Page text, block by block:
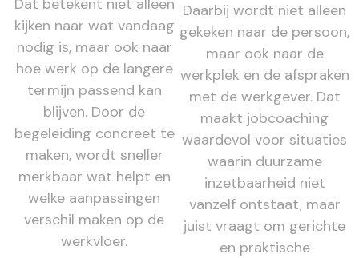
Dat betekent niet alleen
kijken naar wat vandaag
nodig is, maar ook naar
hoe werk op de langere
termijn passend kan
blijven. Door de
begeleiding concreet te
maken, wordt sneller
merkbaar wat helpt en
welke aanpassingen
verschil maken op de
werkvloer.
Daarbij wordt niet alleen
gekeken naar de persoon,
maar ook naar de
werkplek en de afspraken
met de werkgever. Dat
maakt jobcoaching
waardevol voor situaties
waarin duurzame
inzetbaarheid niet
vanzelf ontstaat, maar
juist vraagt om gerichte
en praktische